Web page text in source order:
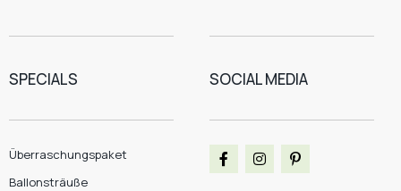
SPECIALS
Überraschungspaket
Ballonsträuße
SOCIAL MEDIA